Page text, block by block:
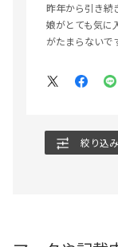
昨年から引き続
娘がとても気に
がたまらないで
絞り込み